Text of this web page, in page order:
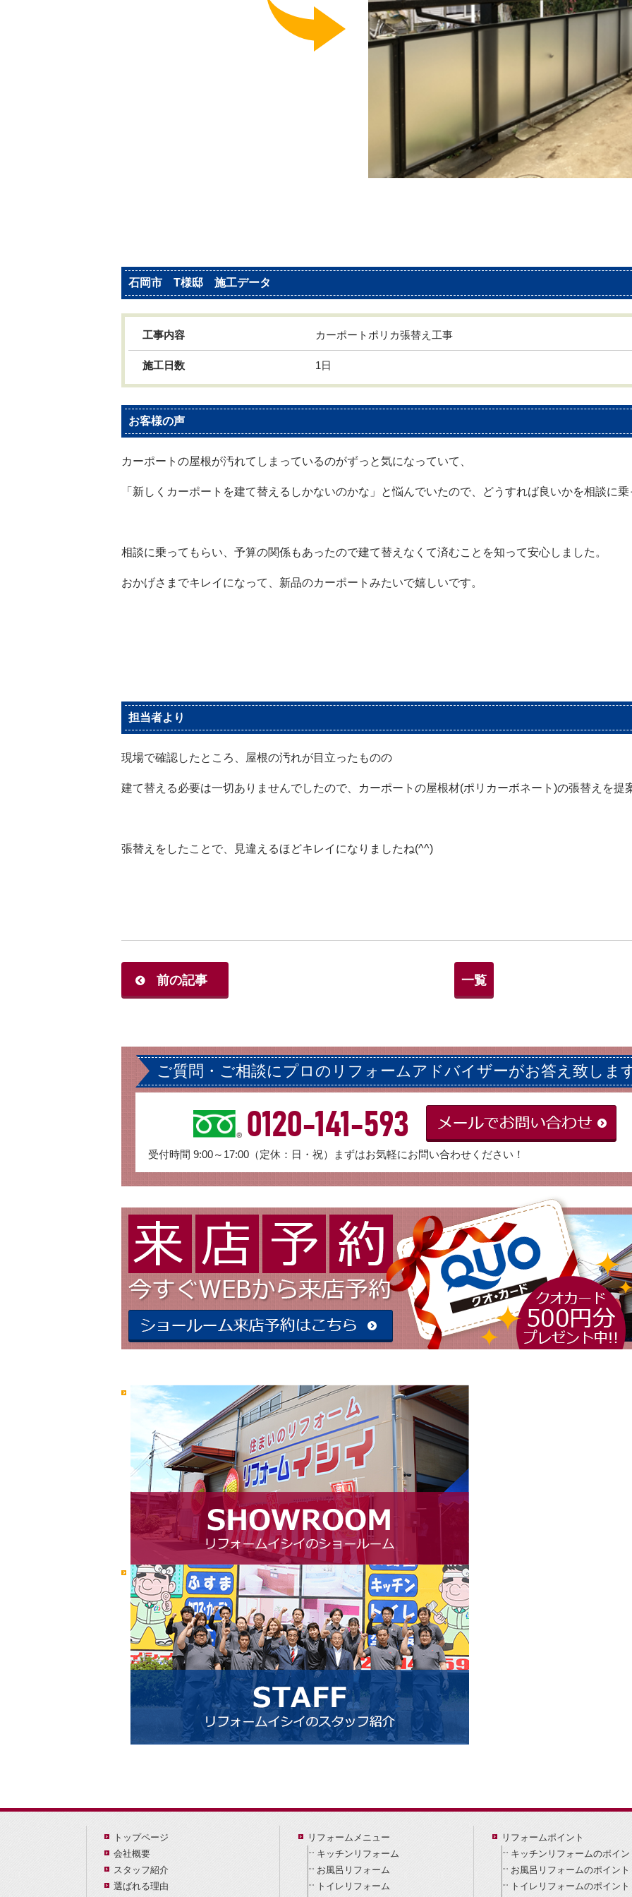
石岡市 T様邸 施工データ
工事内容 カーポートポリカ張替え工事
施工日数 1日
お客様の声
カーポートの屋根が汚れてしまっているのがずっと気になっていて、
「新しくカーポートを建て替えるしかないのかな」と悩んでいたので、どうすれば良いかを相談に乗
相談に乗ってもらい、予算の関係もあったので建て替えなくて済むことを知って安心しました。
おかげさまでキレイになって、新品のカーポートみたいで嬉しいです。
担当者より
現場で確認したところ、屋根の汚れが目立ったものの
建て替える必要は一切ありませんでしたので、カーポートの屋根材(ポリカーボネート)の張替えを提
張替えをしたことで、見違えるほどキレイになりましたね(^^)
前の記事 一覧
ご質問・ご相談にプロのリフォームアドバイザーがお答え致しま
0120-141-593
受付時間 9:00～17:00（定休：日・祝）まずはお気軽にお問い合わせください！
トップページ
会社概要
スタッフ紹介
選ばれる理由
リフォームメニュー
キッチンリフォーム
お風呂リフォーム
トイレリフォーム
リフォームポイント
キッチンリフォームのポイン
お風呂リフォームのポイント
トイレリフォームのポイント